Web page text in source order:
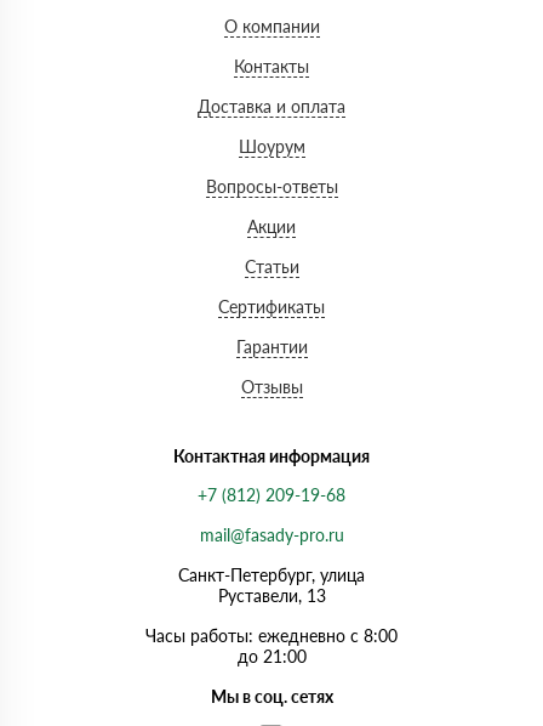
О компании
Контакты
Доставка и оплата
Шоурум
Вопросы-ответы
Акции
Статьи
Сертификаты
Гарантии
Отзывы
Контактная информация
+7 (812) 209-19-68
mail@fasady-pro.ru
Санкт-Петербург, улица
Руставели, 13
Часы работы: ежедневно с 8:00
до 21:00
Мы в соц. сетях